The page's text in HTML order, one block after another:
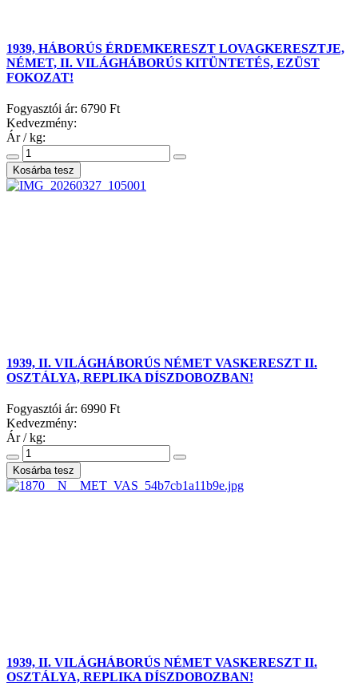
1939, HÁBORÚS ÉRDEMKERESZT LOVAGKERESZTJE,
NÉMET, II. VILÁGHÁBORÚS KITÜNTETÉS, EZÜST
FOKOZAT!
Fogyasztói ár: 6790 Ft
Kedvezmény:
Ár / kg:
1939, II. VILÁGHÁBORÚS NÉMET VASKERESZT II.
OSZTÁLYA, REPLIKA DÍSZDOBOZBAN!
Fogyasztói ár: 6990 Ft
Kedvezmény:
Ár / kg:
1939, II. VILÁGHÁBORÚS NÉMET VASKERESZT II.
OSZTÁLYA, REPLIKA DÍSZDOBOZBAN!